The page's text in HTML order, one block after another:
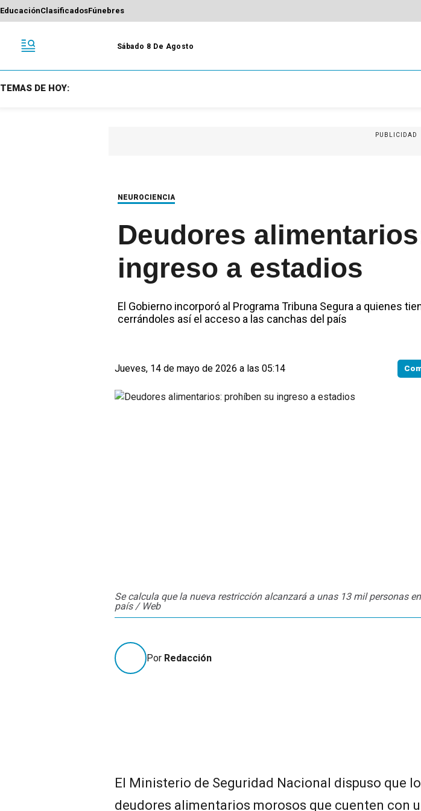
EducaciónClasificadosFúnebres
Sábado 8 De Agosto
TEMAS DE HOY:
PUBLICIDAD
NEUROCIENCIA
Deudores
ingreso a estadios
El Gobierno incorporó al Programa Tribuna Segura a quienes
cerrándoles así el acceso a las canchas del país
Jueves, 14 de mayo de 2026 a las 05:14
Se calcula que la nueva restricción alcanzará a unas 13 mil personas
país / Web
Por Redacción
El Ministerio de Seguridad Nacional dispuso que
deudores alimentarios morosos que cuenten con